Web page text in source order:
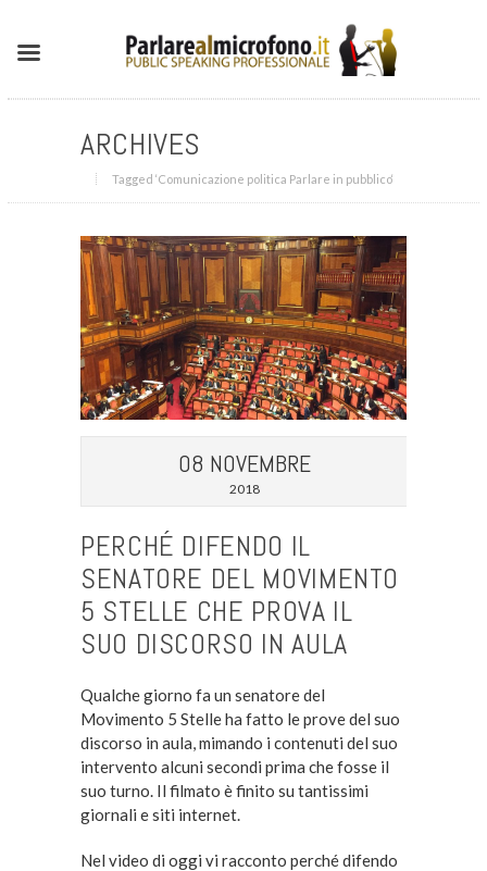
ARCHIVES
Tagged ‘Comunicazione politica Parlare in pubblico‘
08 NOVEMBRE
2018
PERCHÉ DIFENDO IL
SENATORE DEL MOVIMENTO
5 STELLE CHE PROVA IL
SUO DISCORSO IN AULA
Qualche giorno fa un senatore del
Movimento 5 Stelle ha fatto le prove del suo
discorso in aula, mimando i contenuti del suo
intervento alcuni secondi prima che fosse il
suo turno. Il filmato è finito su tantissimi
giornali e siti internet.
Nel video di oggi vi racconto perché difendo